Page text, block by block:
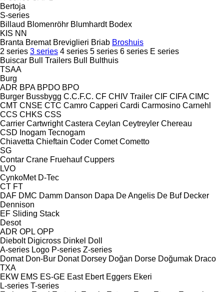
Bertoja
S-series
Billaud Blomenröhr Blumhardt Bodex
KIS NN
Branta Bremat Breviglieri Briab Broshuis
2 series 3 series 4 series 5 series 6 series E series
Buiscar Bull Trailers Bull
Bulthuis
TSAA
Burg
ADR BPA BPDO BPO
Burger Bussbygg C.C.F.C. CF CHIV Trailer CIF CIFA CIMC
CMT CNSE CTC Camro Capperi Cardi Carmosino Carnehl
CCS CHKS CSS
Carrier Cartwright Castera Ceylan Ceytreyler Chereau
CSD Inogam Tecnogam
Chiavetta Chieftain Coder Comet Cometto
SG
Contar Crane Fruehauf Cuppers
LVO
CynkoMet D-Tec
CT FT
DAF DMC Damm Danson Dapa De Angelis De Buf Decker
Dennison
EF Sliding Stack
Desot
ADR OPL OPP
Diebolt Digicross Dinkel Doll
A-series Logo P-series Z-series
Domat Don-Bur Donat Dorsey Doğan Dorse Doğumak Draco
TXA
EKW EMS ES-GE East Ebert Eggers Ekeri
L-series T-series